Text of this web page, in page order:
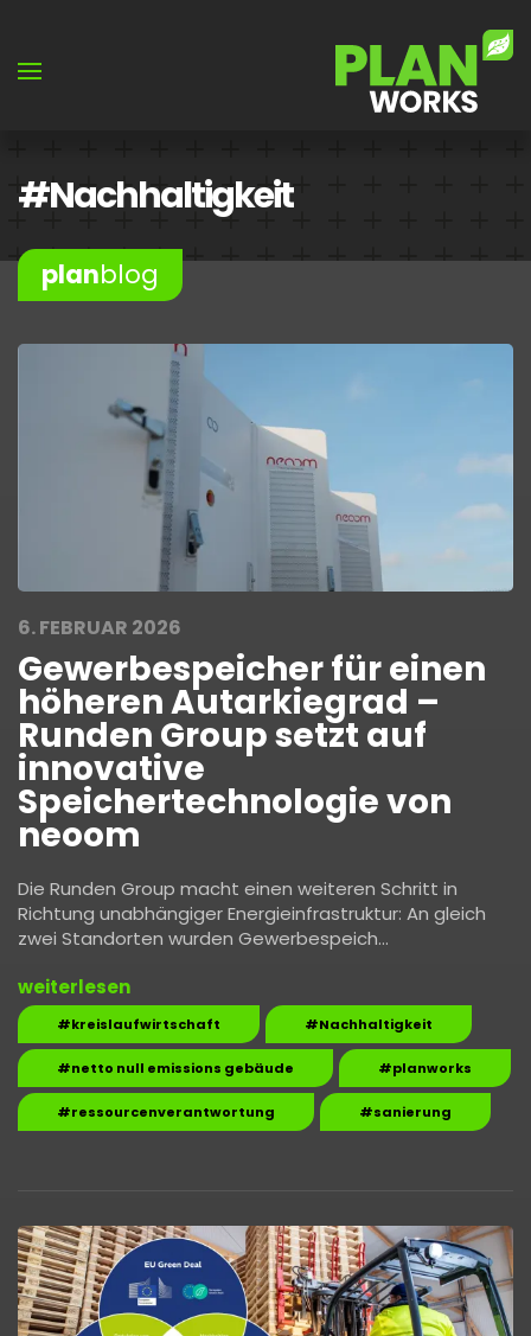
#Nachhaltigkeit
planblog
6. FEBRUAR 2026
Gewerbespeicher für einen
höheren Autarkiegrad –
Runden Group setzt auf
innovative
Speichertechnologie von
neoom
Die Runden Group macht einen weiteren Schritt in
Richtung unabhängiger Energieinfrastruktur: An gleich
zwei Standorten wurden Gewerbespeich…
weiterlesen
#kreislaufwirtschaft #Nachhaltigkeit
#netto null emissions gebäude #planworks
#ressourcenverantwortung #sanierung